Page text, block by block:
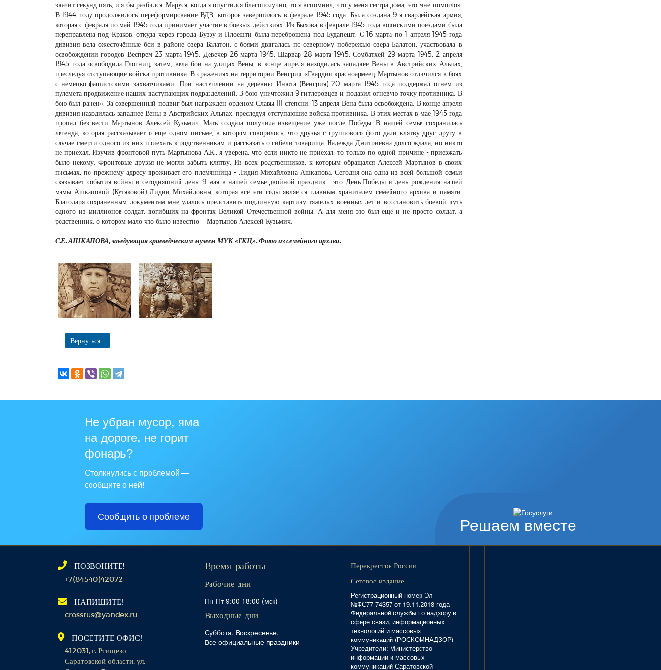
значит секунд пять, и я бы разбился. Маруся, когда я опустился благополучно, то я вспомнил, что у меня сестра дома, это мне помогло».
В 1944 году продолжилось переформирование ВДВ, которое завершилось в феврале 1945 года. Была создана 9-я гвардейская армия,
которая с февраля по май 1945 года принимает участие в боевых действиях. Из Быхова в феврале 1945 года воинскими поездами была
переправлена под Краков, откуда через города Бузэу и Плоешти была переброшена под Будапешт. С 16 марта по 1 апреля 1945 года
дивизия вела ожесточённые бои в районе озера Балатон, с боями двигалась по северному побережью озера Балатон, участвовала в
освобождении городов Веспрем 23 марта 1945, Девечер 26 марта 1945, Шарвар 28 марта 1945, Сомбатхей 29 марта 1945, 2 апреля
1945 года освободила Глогниц, затем, вела бои на улицах Вены, в конце апреля находилась западнее Вены в Австрийских Альпах,
преследуя отступающие войска противника. В сражениях на территории Венгрии «Гвардии красноармеец Мартынов отличился в боях
с немецко-фашистскими захватчиками. При наступлении на деревню Инюта (Венгрия) 20 марта 1945 года поддержал огнем из
пулемета продвижение наших наступающих подразделений. В бою уничтожил 9 гитлеровцев и подавил огневую точку противника. В
бою был ранен». За совершенный подвиг был награжден орденом Славы III степени. 13 апреля Вена была освобождена. В конце апреля
дивизия находилась западнее Вены в Австрийских Альпах, преследуя отступающие войска противника. В этих местах в мае 1945 года
пропал без вести Мартынов Алексей Кузьмич. Мать солдата получила извещение уже после Победы. В нашей семье сохранилась
легенда, которая рассказывает о еще одном письме, в котором говорилось, что друзья с группового фото дали клятву друг другу в
случае смерти одного из них приехать к родственникам и рассказать о гибели товарища. Надежда Дмитриевна долго ждала, но никто
не приехал. Изучив фронтовой путь Мартынова А.К., я уверена, что если никто не приехал, то только по одной причине - приезжать
было некому. Фронтовые друзья не могли забыть клятву. Из всех родственников, к которым обращался Алексей Мартынов в своих
письмах, по прежнему адресу проживает его племянница - Лидия Михайловна Ашкапова. Сегодня она одна из всей большой семьи
связывает события войны и сегодняшний день. 9 мая в нашей семье двойной праздник - это День Победы и день рождения нашей
мамы Ашкаповой (Кутяковой) Лидии Михайловны, которая все эти годы является главным хранителем семейного архива и памяти.
Благодаря сохраненным документам мне удалось представить подлинную картину тяжелых военных лет и восстановить боевой путь
одного из миллионов солдат, погибших на фронтах Великой Отечественной войны. А для меня это был ещё и не просто солдат, а
родственник, о котором мало что было известно – Мартынов Алексей Кузьмич.
С.Е. АШКАПОВА, заведующая краеведческим музеем МУК «ГКЦ». Фото из семейного архива.
Вернуться...
Решаем вместе
Не убран мусор, яма
на дороге, не горит
фонарь?
Столкнулись с проблемой —
сообщите о ней!
Сообщить о проблеме
ПОЗВОНИТЕ!
+7(84540)42072
НАПИШИТЕ!
crossrus@yandex.ru
ПОСЕТИТЕ ОФИС!
412031, г. Ртищево
Саратовской области, ул.
Время работы
Рабочие дни
Пн-Пт 9:00-18:00 (мск)
Выходные дни
Суббота, Воскресенье,
Все официальные праздники
Перекресток России
Сетевое издание
Регистрационный номер Эл
№ФС77-74357 от 19.11.2018 года
Федеральной службы по надзору в
сфере связи, информационных
технологий и массовых
коммуникаций (РОСКОМНАДЗОР)
Учредители: Министерство
информации и массовых
коммуникаций Саратовской